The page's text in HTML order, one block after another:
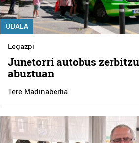
UDALA
Legazpi
Junetorri autobus
abuztuan
Tere Madinabeitia